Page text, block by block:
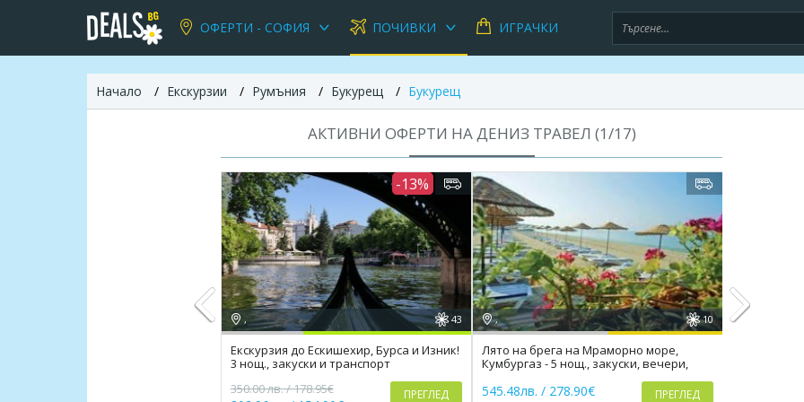
ОФЕРТИ - СОФИЯ ПОЧИВКИ ИГРАЧКИ
Начало Екскурзии Румъния Букурещ Букурещ
АКТИВНИ ОФЕРТИ НА ДЕНИЗ ТРАВЕЛ (1/17)
-13%
, 43
Екскурзия до Ескишехир, Бурса и Изник!
3 нощ., закуски и транспорт
350.00 лв. / 178.95€
ПРЕГЛЕД
, 10
Лято на брега на Мраморно море,
Кумбургаз - 5 нощ., закуски, вечери,
545.48лв. / 278.90€ ПРЕГЛЕД
Екскурзия
нощ.,